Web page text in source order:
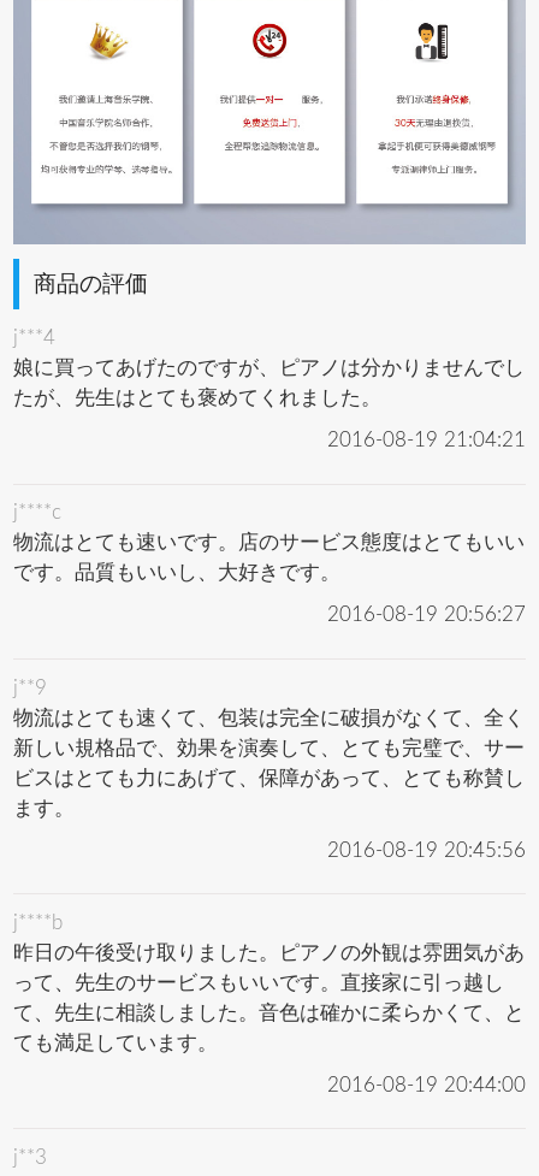
商品の評価
j***4
娘に買ってあげたのですが、ピアノは分かりませんでし
たが、先生はとても褒めてくれました。
2016-08-19 21:04:21
j****c
物流はとても速いです。店のサービス態度はとてもいい
です。品質もいいし、大好きです。
2016-08-19 20:56:27
j**9
物流はとても速くて、包装は完全に破損がなくて、全く
新しい規格品で、効果を演奏して、とても完璧で、サー
ビスはとても力にあげて、保障があって、とても称賛し
ます。
2016-08-19 20:45:56
j****b
昨日の午後受け取りました。ピアノの外観は雰囲気があ
って、先生のサービスもいいです。直接家に引っ越し
て、先生に相談しました。音色は確かに柔らかくて、と
ても満足しています。
2016-08-19 20:44:00
j**3